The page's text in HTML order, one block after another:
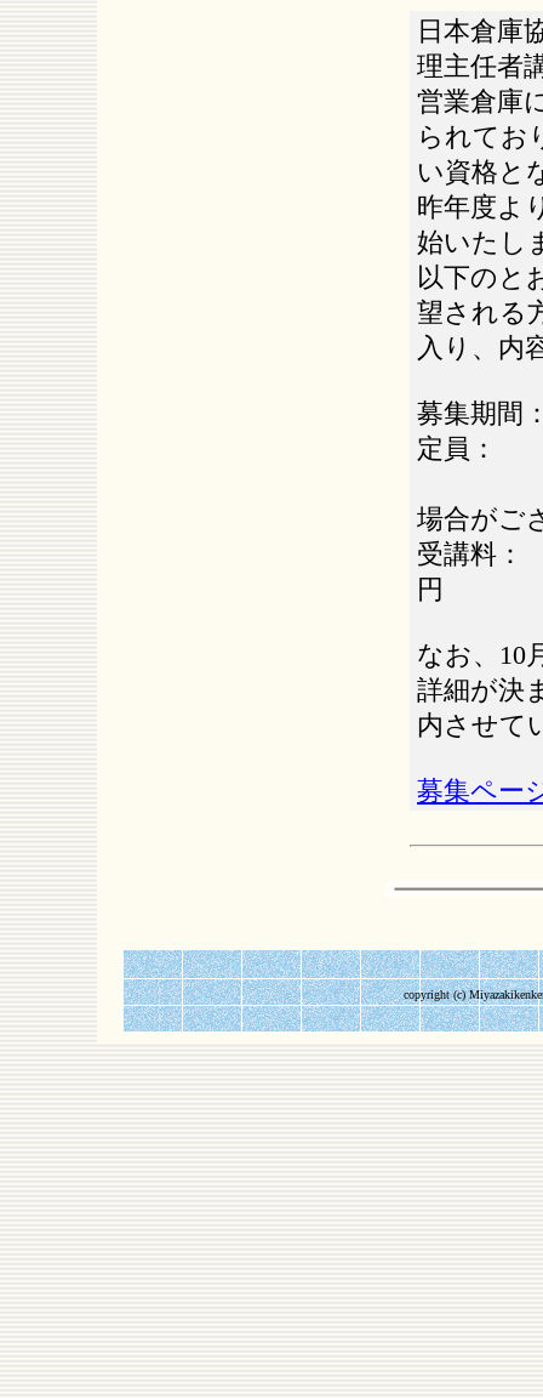
日本倉庫
理主任者
営業倉庫
られてお
い資格と
昨年度よ
始いたし
以下のと
望される
入り、内
募集期
定員
場合がご
受講料
円
なお、10
詳細が決
内させて
募集ペー
copyright (c)